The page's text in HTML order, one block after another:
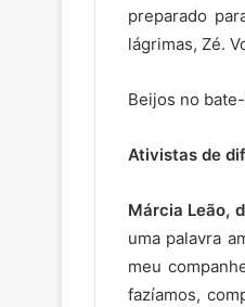
preparado
lágrimas, Zé.
Beijos no
Ativistas de
Márcia Leão,
uma palavra
meu
fazíamos,